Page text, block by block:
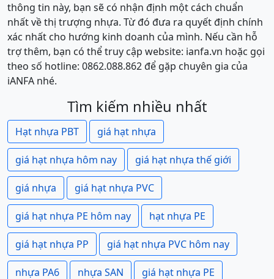
thông tin này, bạn sẽ có nhận định một cách chuẩn
nhất về thị trượng nhựa. Từ đó đưa ra quyết định chính
xác nhất cho hướng kinh doanh của mình. Nếu cần hỗ
trợ thêm, bạn có thể truy cập website: ianfa.vn hoặc gọi
theo số hotline: 0862.088.862 để gặp chuyên gia của
iANFA nhé.
Tìm kiếm nhiều nhất
Hạt nhựa PBT giá hạt nhựa
giá hạt nhựa hôm nay giá hạt nhựa thế giới
giá nhựa giá hạt nhựa PVC
giá hạt nhựa PE hôm nay hạt nhựa PE
giá hạt nhựa PP giá hạt nhựa PVC hôm nay
nhựa PA6 nhựa SAN giá hạt nhựa PE